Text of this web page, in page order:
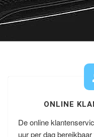
ONLINE
De online
uur per dag